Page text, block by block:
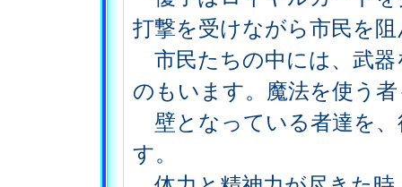
打撃を受けながら市民を
市民たちの中には、武器
のもいます。魔法を使う
壁となっている者達を、
す。